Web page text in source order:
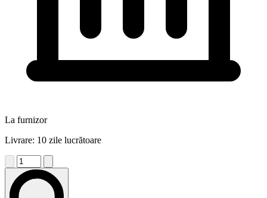
La furnizor
Livrare: 10 zile lucrătoare